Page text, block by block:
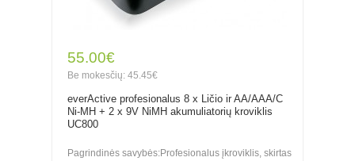
55.00€
Be mokesčių: 45.45€
everActive profesionalus 8 x Ličio ir AA/AAA/C
Ni-MH + 2 x 9V NiMH akumuliatorių kroviklis
UC800
Pagrindinės savybės:Profesionalus įkroviklis, skirtas